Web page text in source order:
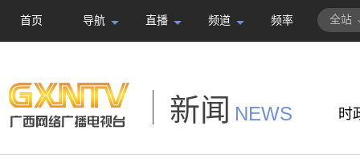
首页 导航 直播 频道 频率 全站
新闻 NEWS 时